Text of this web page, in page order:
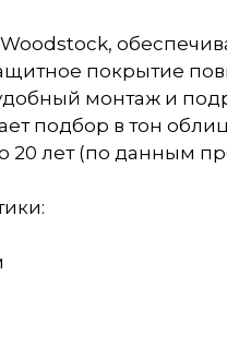
покрытие
монтаж и
подбор в тон
20 лет (по данным